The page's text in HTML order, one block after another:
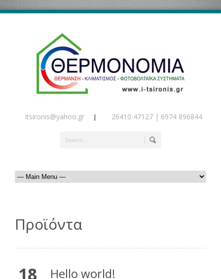
itsironis@yahoo.gr | 26410 47127 | 6974 896844
Προϊόντα
18 Hello world!